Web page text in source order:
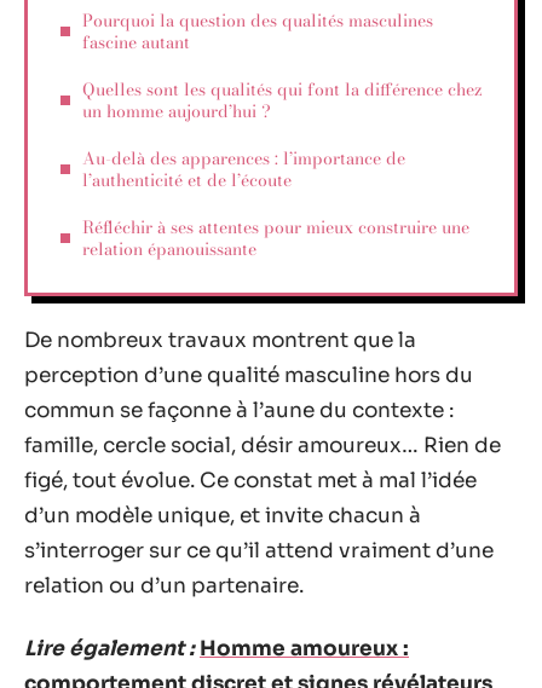
Pourquoi la question des qualités masculines
fascine autant
Quelles sont les qualités qui font la différence chez
un homme aujourd’hui ?
Au-delà des apparences : l’importance de
l’authenticité et de l’écoute
Réfléchir à ses attentes pour mieux construire une
relation épanouissante
De nombreux travaux montrent que la
perception d’une qualité masculine hors du
commun se façonne à l’aune du contexte :
famille, cercle social, désir amoureux… Rien de
figé, tout évolue. Ce constat met à mal l’idée
d’un modèle unique, et invite chacun à
s’interroger sur ce qu’il attend vraiment d’une
relation ou d’un partenaire.
Lire également : Homme amoureux :